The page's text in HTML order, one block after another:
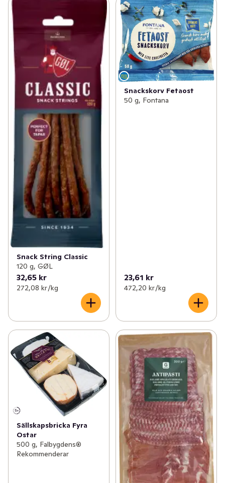
Snack String Classic
120 g, GØL
32,65 kr
272,08 kr /kg
Snackskorv Fetaost
50 g, Fontana
23,61 kr
472,20 kr /kg
Sällskapsbricka Fyra
Ostar
500 g, Falbygdens®
Rekommenderar